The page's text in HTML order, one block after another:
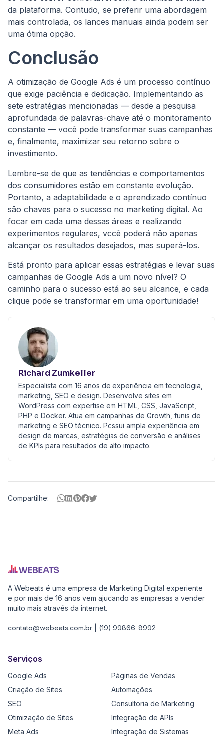
da plataforma. Contudo, se preferir uma abordagem
mais controlada, os lances manuais ainda podem ser
uma ótima opção.
Conclusão
A otimização de Google Ads é um processo contínuo
que exige paciência e dedicação. Implementando as
sete estratégias mencionadas — desde a pesquisa
aprofundada de palavras-chave até o monitoramento
constante — você pode transformar suas campanhas
e, finalmente, maximizar seu retorno sobre o
investimento.
Lembre-se de que as tendências e comportamentos
dos consumidores estão em constante evolução.
Portanto, a adaptabilidade e o aprendizado contínuo
são chaves para o sucesso no marketing digital. Ao
focar em cada uma dessas áreas e realizando
experimentos regulares, você poderá não apenas
alcançar os resultados desejados, mas superá-los.
Está pronto para aplicar essas estratégias e levar suas
campanhas de Google Ads a um novo nível? O
caminho para o sucesso está ao seu alcance, e cada
clique pode se transformar em uma oportunidade!
Richard Zumkeller
Especialista com 16 anos de experiência em tecnologia,
marketing, SEO e design. Desenvolve sites em
WordPress com expertise em HTML, CSS, JavaScript,
PHP e Docker. Atua em campanhas de Growth, funis de
marketing e SEO técnico. Possui ampla experiência em
design de marcas, estratégias de conversão e análises
de KPIs para resultados de alto impacto.
Compartilhe:
Parceiros
Pure
Vitality
Club
Fitness,
Relationships,
Improve
Hearing,
Pain
Management
Sociedade
Brasileira
A Webeats é uma empresa de Marketing Digital experiente
e por mais de 16 anos vem ajudando as empresas a vender
muito mais através da internet.
contato@webeats.com.br (19) 99866-8992
Serviços
Google Ads
Criação de Sites
SEO
Otimização de Sites
Meta Ads
Páginas de Vendas
Automações
Consultoria de Marketing
Integração de APIs
Integração de Sistemas